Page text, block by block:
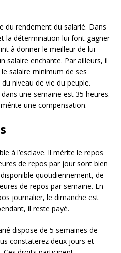
du rendement du salarié. Dans
la détermination lui font gagner
à donner le meilleur de lui-
salaire enchante. Par ailleurs, il
salaire minimum de ses
niveau de vie du peuple.
une semaine est 35 heures.
mérite une compensation.
à l’esclave. Il mérite le repos
de repos par jour sont bien
quotidiennement, de
de repos par semaine. En
journalier, le dimanche est
il reste payé.
dispose de 5 semaines de
constaterez deux jours et